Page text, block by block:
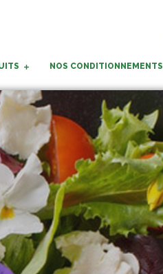
NOS CONDITIONNEMENTS